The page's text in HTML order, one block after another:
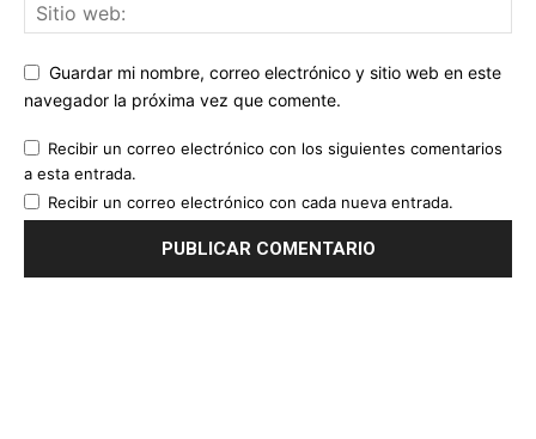
Guardar mi nombre, correo electrónico y sitio web en este
navegador la próxima vez que comente.
Recibir un correo electrónico con los siguientes comentarios
a esta entrada.
Recibir un correo electrónico con cada nueva entrada.